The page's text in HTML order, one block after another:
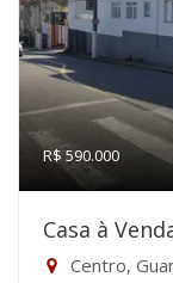
R$ 590.000
Casa à
Centro,